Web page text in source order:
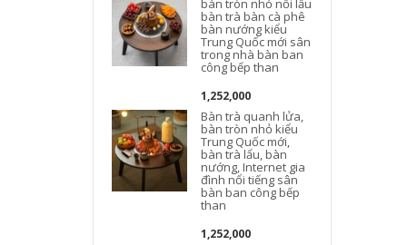
bàn tròn nhỏ nồi lẩu
bàn trà bàn cà phê
bàn ​​nướng kiểu
Trung Quốc mới sân
trong nhà bàn ban
công bếp than
1,252,000
Bàn trà quanh lửa,
bàn tròn nhỏ kiểu
Trung Quốc mới,
bàn trà lẩu, bàn
nướng, Internet gia
đình nổi tiếng sân
bàn ban công bếp
than
1,252,000